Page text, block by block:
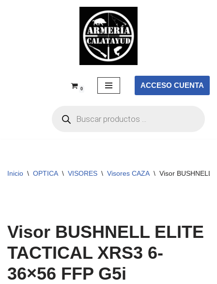
0 ACCESO CUENTA
Inicio \ OPTICA \ VISORES \ Visores CAZA \ Visor BUSHNELL
Visor BUSHNELL ELITE
TACTICAL XRS3 6-
36×56 FFP G5i